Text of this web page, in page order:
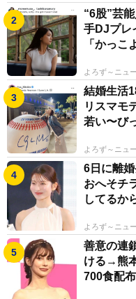
“6股”芸
手DJプレ
「かっこ
よろず～ニュ
結婚生活
リスマモ
若い〜び
よろず～ニュ
6日に離
おへそチ
してるか
よろず～ニュ
善意の連
ける→熊
700食配